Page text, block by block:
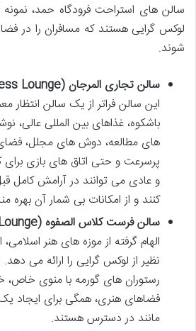
سالن های استراحت فرودگاه حمد، نمونه
لوکس گرایی هستند که مسافران را در
شوند.
سالن تجاری المرجان (Al Mourjan Business Lounge):
این سالن فراتر از یک سالن انتظار
باشکوه، غذاهای بین المللی عالی،
های مطالعه، دوش های مجلل،
پرسرعت و حتی اتاق های بازی برای
و عادی می توانند در آرامش کامل
کنند و از امکانات بی شمار آن بهره
سالن فرست کلاس الصفوه (Al Safwa First Lounge):
الهام گرفته از موزه های هنر
نظیر از لوکس گرایی را ارائه می
رستوران های گورمه با منوی خاص،
فضاهای هنری، همگی برای ایجاد
مانند در دسترس هستند.